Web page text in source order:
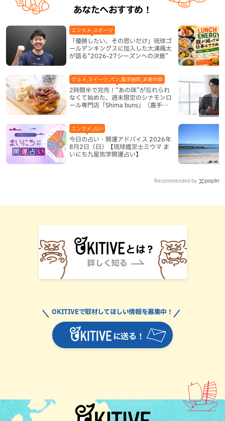
あなたへおすすめ！
「優勝したい、その思いだけ」琉球ゴ
ールデンキングスに加入した大浦颯太
が語る“2026-27シーズンへの決意”
エンタメ,スポーツ
2時間半で完売！“あの味”が忘れられ
なくて始めた、週末限定のシナモンロ
ール専門店「Shima buns」（嘉手納
グルメ,スイーツ,パン,嘉手納町,本島中部
今日の占い・開運アドバイス 2026年
8月2日（日）【琉球鑑定士ミウマ ま
いにち九星気学開運占い】
エンタメ,占い
Recommended by
に送る！
OKITIVEで取材してほしい情報を募集中！